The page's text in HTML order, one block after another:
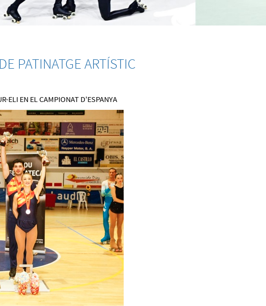
PATINATGE ARTÍSTIC
ELI EN EL CAMPIONAT D'ESPANYA